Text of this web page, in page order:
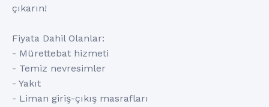
çıkarın!
Fiyata Dahil Olanlar:
- Mürettebat hizmeti
- Temiz nevresimler
- Yakıt
- Liman giriş-çıkış masrafları